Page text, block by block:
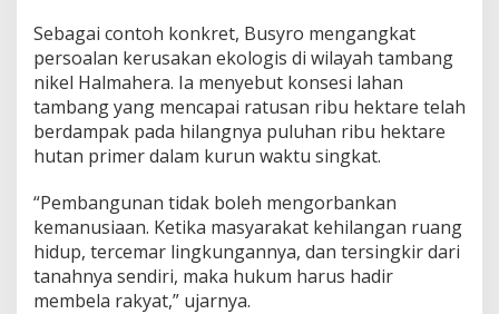
Sebagai contoh konkret, Busyro mengangkat
persoalan kerusakan ekologis di wilayah tambang
nikel Halmahera. Ia menyebut konsesi lahan
tambang yang mencapai ratusan ribu hektare telah
berdampak pada hilangnya puluhan ribu hektare
hutan primer dalam kurun waktu singkat.
“Pembangunan tidak boleh mengorbankan
kemanusiaan. Ketika masyarakat kehilangan ruang
hidup, tercemar lingkungannya, dan tersingkir dari
tanahnya sendiri, maka hukum harus hadir
membela rakyat,” ujarnya.